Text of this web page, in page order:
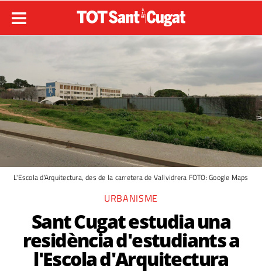
L'Escola d'Arquitectura, des de la carretera de Vallvidrera FOTO: Google Maps
URBANISME
Sant Cugat estudia una
residència d'estudiants a
l'Escola d'Arquitectura